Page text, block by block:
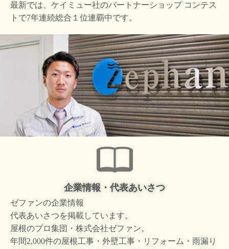
最新では、ケイミュー社のパートナーショップ コンテス
トで7年連続総合１位連覇中です。
企業情報・代表あいさつ
ゼファンの企業情報
代表あいさつを掲載しています。
屋根のプロ集団・株式会社ゼファン。
年間2,000件の屋根工事・外壁工事・リフォーム・雨漏り